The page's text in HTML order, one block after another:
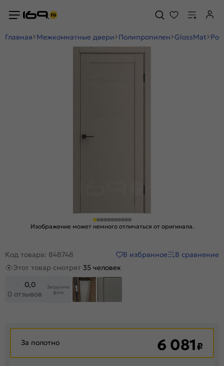
Главная Межкомнатные двери Полипропилен GlossMat
Изображение может немного отличаться от оригинала.
Код товара: 848748 В избранное
В сравнение
Этот товар смотрят 35 человек
0,0
0 отзывов
Загрузить
фото
За полотно 6 081₽